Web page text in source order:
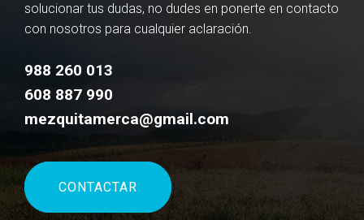
solucionar tus dudas, no dudes en ponerte en contacto
con nosotros para cualquier aclaración.
988 260 013
608 887 990
mezquitamerca@gmail.com
CONTACTAR